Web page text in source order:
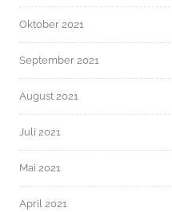
Oktober 2021
September 2021
August 2021
Juli 2021
Mai 2021
April 2021